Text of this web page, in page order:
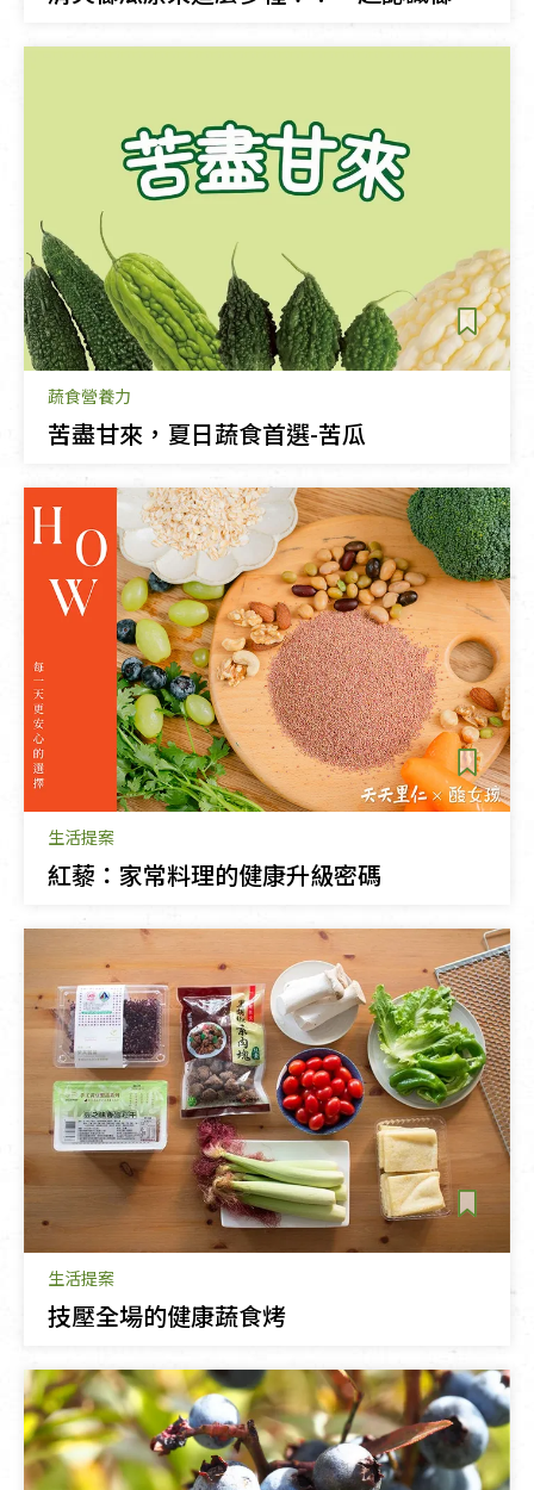
蔬食營養力
苦盡甘來，夏日蔬食首選-苦瓜
生活提案
紅藜：家常料理的健康升級密碼
生活提案
技壓全場的健康蔬食烤